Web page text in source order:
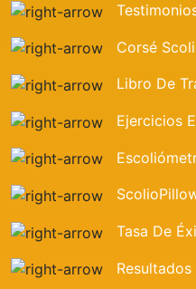
Corsé
Libro De
Ejercicios
Tasa De
Resultados